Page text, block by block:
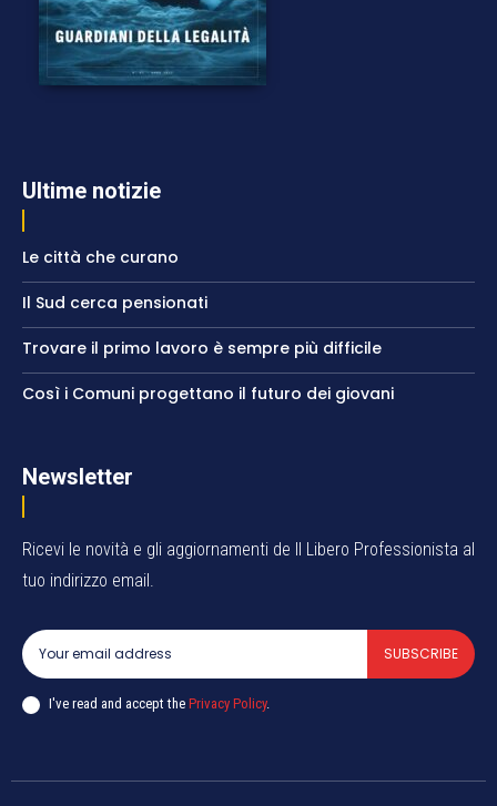
Ultime notizie
Le città che curano
Il Sud cerca pensionati
Trovare il primo lavoro è sempre più difficile
Così i Comuni progettano il futuro dei giovani
Newsletter
Ricevi le novità e gli aggiornamenti de Il Libero Professionista al
tuo indirizzo email.
SUBSCRIBE
I've read and accept the Privacy Policy.